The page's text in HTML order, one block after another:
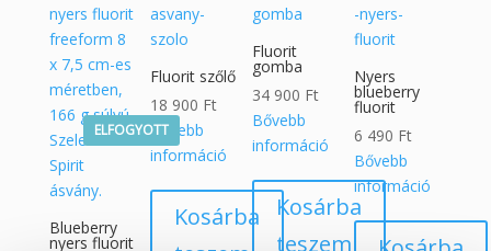
ELFOGYOTT
Blueberry
nyers fluorit
Fluorit szőlő
18 900 Ft
Bővebb
információ
Kosárba
Fluorit
gomba
34 900 Ft
Bővebb
információ
Kosárba
teszem
Nyers
blueberry
fluorit
6 490 Ft
Bővebb
információ